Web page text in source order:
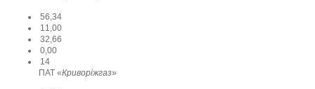
56,34
11,00
32,66
0,00
14
ПАТ «Криворіжгаз»